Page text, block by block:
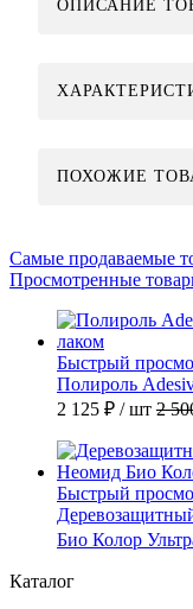
ОПИСАНИЕ
ПОХОЖИЕ
Самые продаваемые
Просмотренные
Быстрый
Полироль
2 125 ₽ / шт 2
Быстрый
Био Колор
Каталог